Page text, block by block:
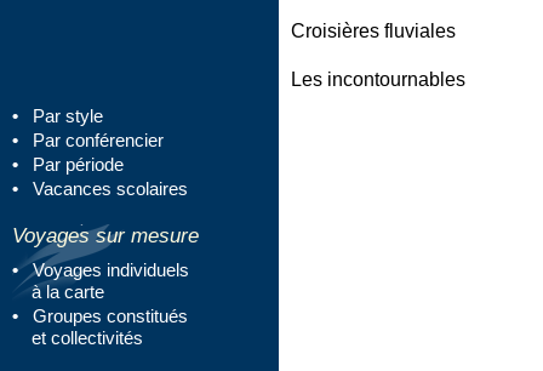
Croisières fluviales
Les incontournables
Par style
Par conférencier
Par période
Vacances scolaires
Voyages sur mesure
Voyages individuels
à la carte
Groupes constitués
et collectivités